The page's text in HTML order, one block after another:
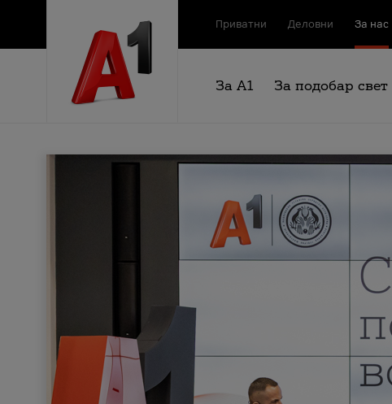
Приватни Деловни За нас
За А1 За подобар свет